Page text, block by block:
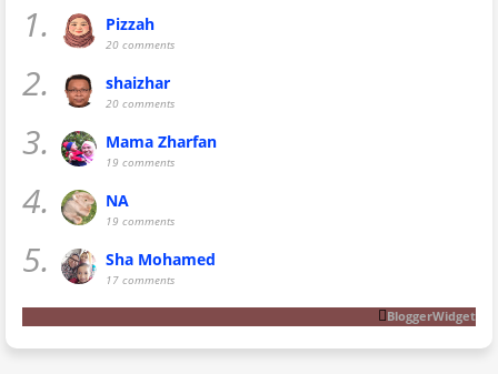
1. Pizzah
20 comments
2. shaizhar
20 comments
3. Mama Zharfan
19 comments
4. NA
19 comments
5. Sha Mohamed
17 comments
BloggerWidget